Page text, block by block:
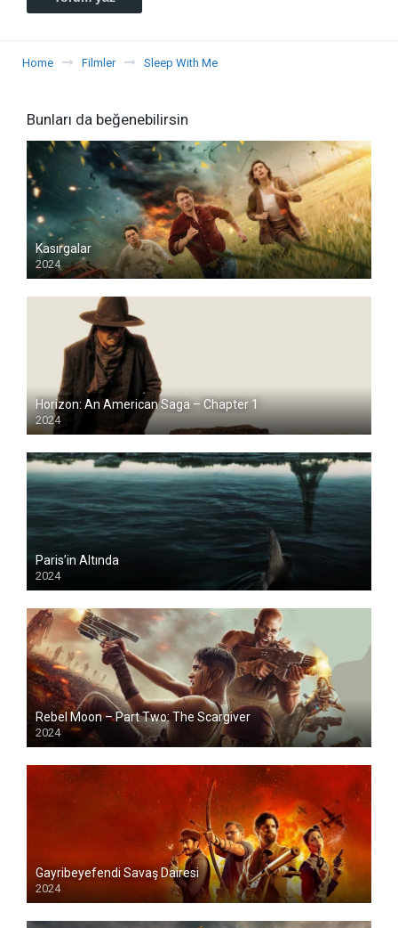
Home Filmler Sleep With Me
Bunları da beğenebilirsin
Kasırgalar
2024
Horizon: An American Saga – Chapter 1
2024
Paris’in Altında
2024
Rebel Moon – Part Two: The Scargiver
2024
Gayribeyefendi Savaş Dairesi
2024